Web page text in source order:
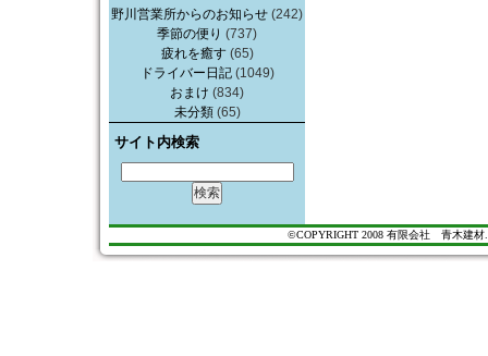
野川営業所からのお知らせ (242)
季節の便り (737)
疲れを癒す(65)
ドライバー日記(1049)
おまけ (834)
未分類(65)
サイト内検索
©COPYRIGHT 2008 有限会社 青木建材.